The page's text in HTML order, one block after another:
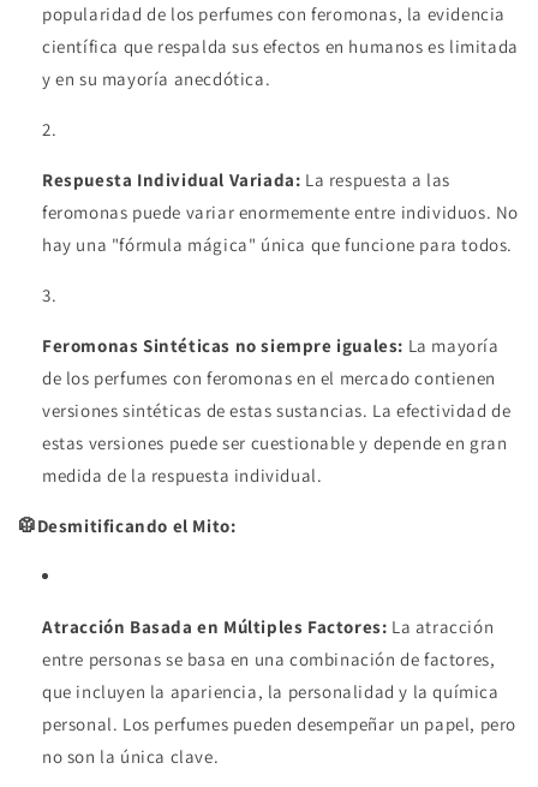
popularidad de los perfumes con feromonas, la evidencia
científica que respalda sus efectos en humanos es limitada
y en su mayoría anecdótica.
Respuesta Individual Variada: La respuesta a las
feromonas puede variar enormemente entre individuos. No
hay una "fórmula mágica" única que funcione para todos.
Feromonas Sintéticas no siempre iguales: La mayoría
de los perfumes con feromonas en el mercado contienen
versiones sintéticas de estas sustancias. La efectividad de
estas versiones puede ser cuestionable y depende en gran
medida de la respuesta individual.
🥼Desmitificando el Mito:
Atracción Basada en Múltiples Factores: La atracción
entre personas se basa en una combinación de factores,
que incluyen la apariencia, la personalidad y la química
personal. Los perfumes pueden desempeñar un papel, pero
no son la única clave.